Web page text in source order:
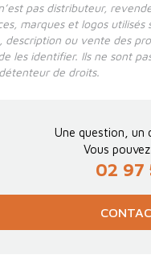
pas distributeur,
marques et logos
description ou vente des
les identifier. Ils ne sont
de droits.
Une question, un
Vous
02 97